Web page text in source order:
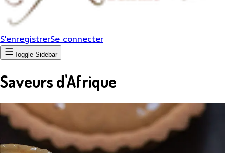
S'enregistrerSe connecter
Toggle Sidebar
Saveurs d'Afrique